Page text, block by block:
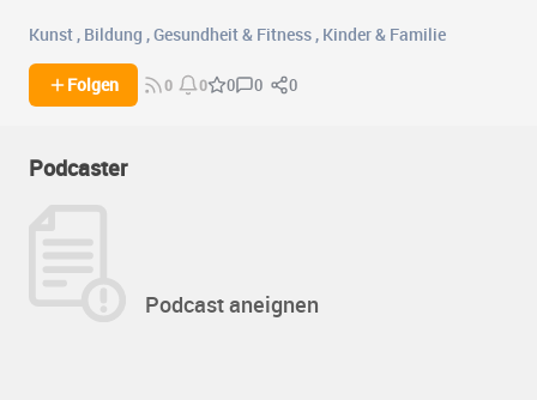
Kunst , Bildung ,Gesundheit & Fitness , Kinder & Familie
Folgen 0 0 0 0 0
Podcaster
Podcast aneignen